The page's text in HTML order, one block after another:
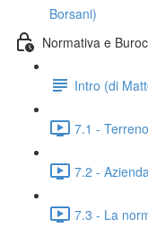
Borsani)
Normativa e
Intro (di
7.1 -
7.2 -
7.3 - La